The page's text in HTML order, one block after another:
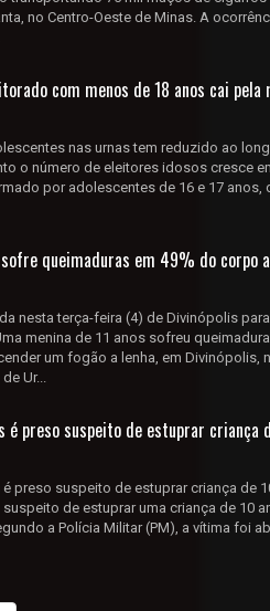
no Centro-Oeste de Minas. A
com menos de 18 anos cai
nas urnas tem reduzido ao
o número de eleitores idosos cresce
por adolescentes de 16 e 17 anos,
sofre queimaduras em 49% do corpo
nesta terça-feira (4) de Divinópolis
menina de 11 anos sofreu
um fogão a lenha, em
Ur...
é preso suspeito de estuprar criança
preso suspeito de estuprar criança de
de estuprar uma criança de 10
a Polícia Militar (PM), a vítima foi